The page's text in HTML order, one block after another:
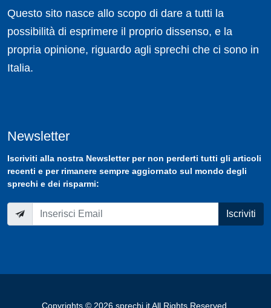
Questo sito nasce allo scopo di dare a tutti la
possibilità di esprimere il proprio dissenso, e la
propria opinione, riguardo agli sprechi che ci sono in
Italia.
Newsletter
Iscriviti alla nostra Newsletterper non perderti tutti gli articoli
recenti e per rimanere sempre aggiornato sul mondo degli
sprechi e dei risparmi:
Iscriviti
Copyrights © 2026 sprechi.it All Rights Reserved.